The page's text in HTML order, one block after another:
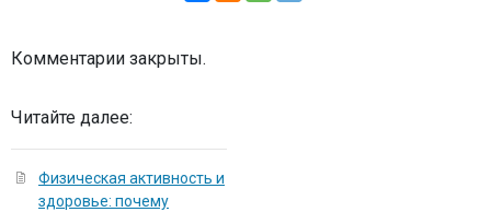
Комментарии закрыты.
Читайте далее:
Физическая активность и
здоровье: почему